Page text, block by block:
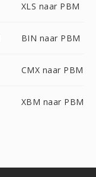
XLS naar PBM
BIN naar PBM
CMX naar PBM
XBM naar PBM